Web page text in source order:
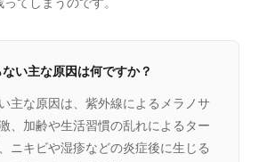
てしまうのです。
い主な原因は何ですか？
主な原因は、紫外線によるメラノサ
、加齢や生活習慣の乱れによるター
ニキビや湿疹などの炎症後に生じる